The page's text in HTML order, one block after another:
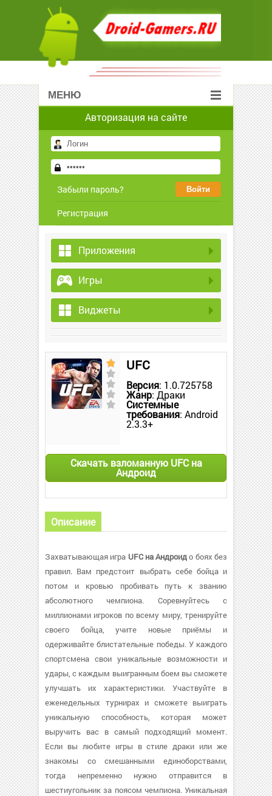
МЕНЮ
Авторизация на сайте
Забыли пароль?
Регистрация
Приложения
Игры
Виджеты
UFC
Версия: 1.0.725758
Жанр: Драки
Системные
требования: Android
2.3.3+
Скачать взломанную UFC на
Андроид
Описание
Захватывающая игра UFC на Андроидо боях без
правил. Вам предстоит выбрать себе бойца и
потом и кровью пробивать путь к званию
абсолютного чемпиона. Соревнуйтесь с
миллионами игроков по всему миру, тренируйте
своего бойца, учите новые приёмы и
одерживайте блистательные победы. У каждого
спортсмена свои уникальные возможности и
удары, с каждым выигранным боем вы сможете
улучшать их характеристики. Участвуйте в
еженедельных турнирах и сможете выиграть
уникальную способность, которая может
выручить вас в самый подходящий момент.
Если вы любите игры в стиле драки или же
знакомы со смешанными единоборствами,
тогда непременно нужно отправится в
шестиугольник за поясом чемпиона. Уникальная